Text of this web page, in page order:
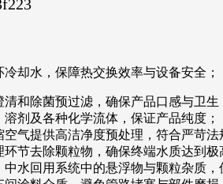
却水，保障热交换效率与设备安全；
和除菌预过滤，确保产品口感与卫生
剂及各种化学流体，保证产品纯度；
气提供高洁净度预处理，符合严苛法
节去除颗粒物，确保终端水质达到极
水回用系统中的悬浮物与颗粒杂质，